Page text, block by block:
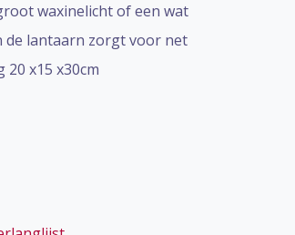
waxinelicht of een wat
de lantaarn zorgt voor net
x15 x30cm